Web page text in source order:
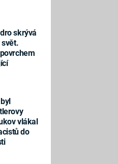
skrývá
svět.
vlákal
do